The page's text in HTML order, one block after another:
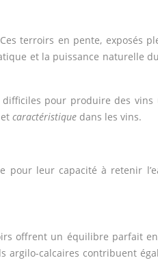
terroirs en pente, exposés
et la puissance naturelle
pour produire des
caractéristique dans les vins.
pour leur capacité à retenir
offrent un équilibre parfait
calcaires contribuent